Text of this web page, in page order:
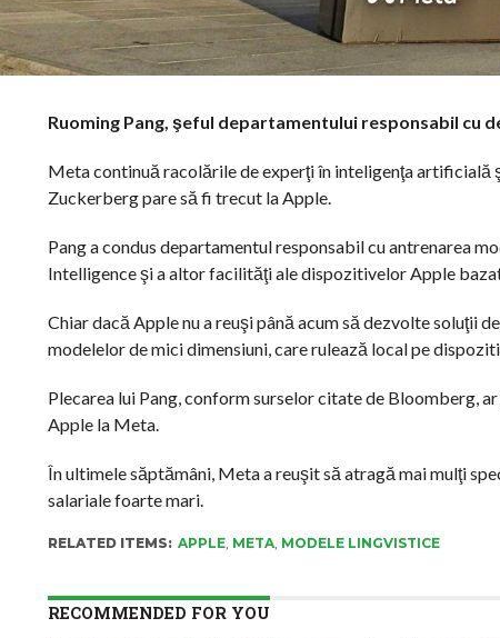
Ruoming Pang, şeful departamentului responsabil cu
Meta continuă racolările de experţi în inteligenţa artificială
Zuckerberg pare să fi trecut la Apple.
Pang a condus departamentul responsabil cu antrenarea
Intelligence şi a altor facilităţi ale dispozitivelor Apple
Chiar dacă Apple nu a reuşi până acum să dezvolte soluţii
modelelor de mici dimensiuni, care rulează local pe
Plecarea lui Pang, conform surselor citate de Bloomberg,
Apple la Meta.
În ultimele săptămâni, Meta a reuşit să atragă mai mulţi
salariale foarte mari.
RELATED ITEMS: APPLE, META, MODELE LINGVISTICE
RECOMMENDED FOR YOU